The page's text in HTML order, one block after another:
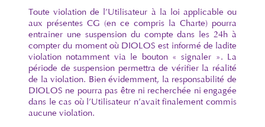
Toute violation de l’Utilisateur à la loi applicable ou
aux présentes CG (en ce compris la Charte) pourra
entrainer une suspension du compte dans les 24h à
compter du moment où DIOLOS est informé de ladite
violation notamment via le bouton « signaler ». La
période de suspension permettra de vérifier la réalité
de la violation. Bien évidemment, la responsabilité de
DIOLOS ne pourra pas être ni recherchée ni engagée
dans le cas où l’Utilisateur n’avait finalement commis
aucune violation.